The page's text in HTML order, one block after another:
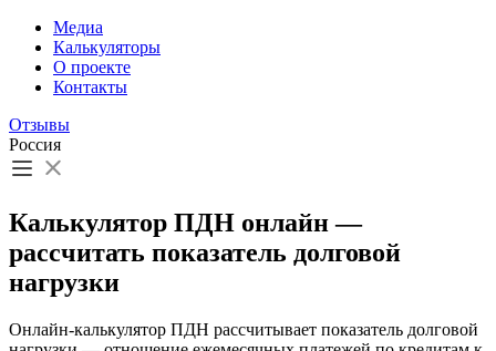
Медиа
Калькуляторы
О проекте
Контакты
Отзывы
Россия
Калькулятор ПДН онлайн —
рассчитать показатель долговой
нагрузки
Онлайн-калькулятор ПДН рассчитывает показатель долговой